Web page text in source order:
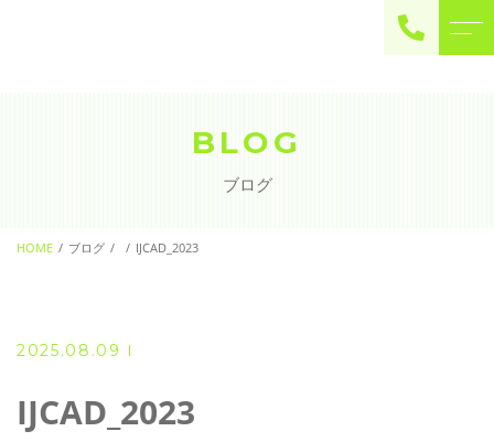
BLOG
ブログ
HOME ブログ IJCAD_2023
2025.08.09
IJCAD_2023